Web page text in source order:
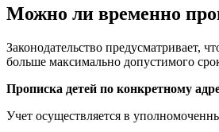
Можно ли временно
Законодательство предусматривает,
больше максимально допустимого
Прописка детей по конкретному
Учет осуществляется в